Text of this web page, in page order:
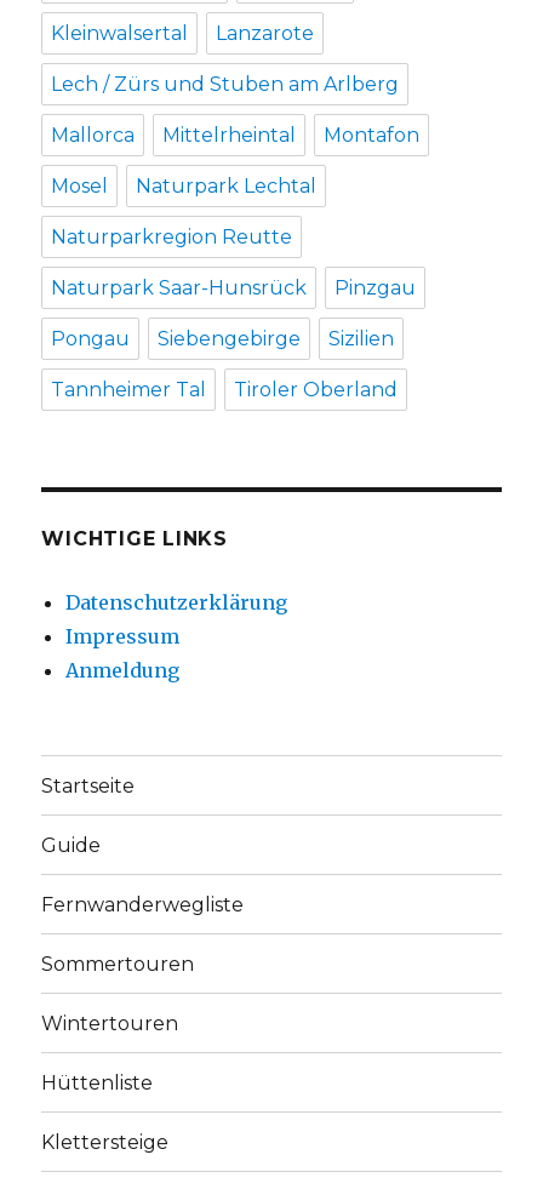
Kleinwalsertal Lanzarote
Lech / Zürs und Stuben am Arlberg
Mallorca Mittelrheintal Montafon
Mosel Naturpark Lechtal
Naturparkregion Reutte
Naturpark Saar-Hunsrück Pinzgau
Pongau Siebengebirge Sizilien
Tannheimer Tal Tiroler Oberland
WICHTIGE LINKS
Datenschutzerklärung
Impressum
Anmeldung
Startseite
Guide
Fernwanderwegliste
Sommertouren
Wintertouren
Hüttenliste
Klettersteige